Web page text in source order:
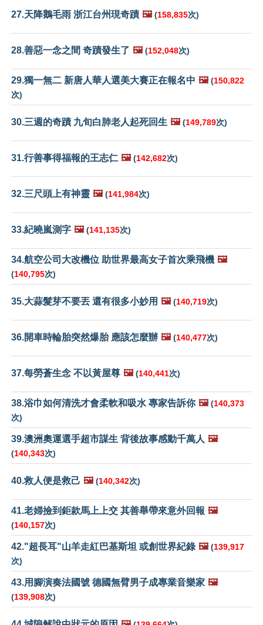
27.天降鵝毛雨 浙江台州現奇蹟 🖼️ (158,835次)
28.善惡一念之間 奇蹟發生了 🖼️ (152,048次)
29.獨一無二 新唐人華人選美大賽正在報名中 🖼️ (150,822
次)
30.三週的奇蹟 九旬白肺老人起死回生 🖼️ (149,789次)
31.行善事得福報的王志仁 🖼️ (142,682次)
32.三尺頭上有神靈 🖼️ (141,984次)
33.紀曉嵐測字 🖼️ (141,135次)
34.航空公司大改機位 助世界最高女子首次乘飛機 🖼️
(140,795次)
35.大蒜髮芽不要丟 還有很多小妙用 🖼️ (140,719次)
36.開車時輪胎突然爆胎 應該怎麼辦 🖼️ (140,477次)
37.每勞蒼生念 不以黃屋尊 🖼️ (140,441次)
38.浴巾如何清洗才會柔軟和吸水 專家告訴你 🖼️ (140,373
次)
39.澳洲奧運選手超市謀生 背後故事感動千萬人 🖼️
(140,343次)
40.救人便是救己 🖼️ (140,342次)
41.老婦撿到鉅款馬上上交 其善舉帶來意外回報 🖼️
(140,157次)
42."超長耳"山羊走紅巴基斯坦 或創世界紀錄 🖼️ (139,917
次)
43.用腳演奏法國號 德國無臂男子成專業音樂家 🖼️
(139,908次)